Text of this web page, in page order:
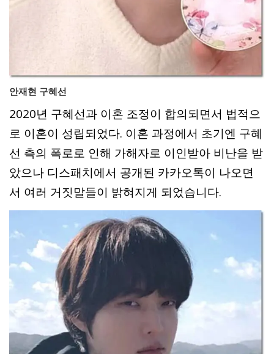
안재현 구혜선
2020년 구혜선과 이혼 조정이 합의되면서 법적으
로 이혼이 성립되었다. 이혼 과정에서 초기엔 구혜
선 측의 폭로로 인해 가해자로 이인받아 비난을 받
았으나 디스패치에서 공개된 카카오톡이 나오면
서 여러 거짓말들이 밝혀지게 되었습니다.